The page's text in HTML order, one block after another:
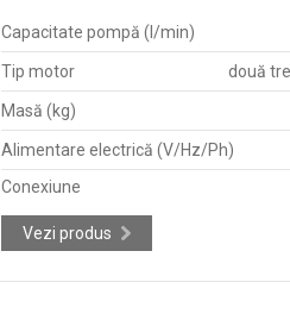
Capacitate pompă (l/min)
Tip motor două
Masă (kg)
Alimentare electrică (V/Hz/Ph)
Conexiune
Vezi produs